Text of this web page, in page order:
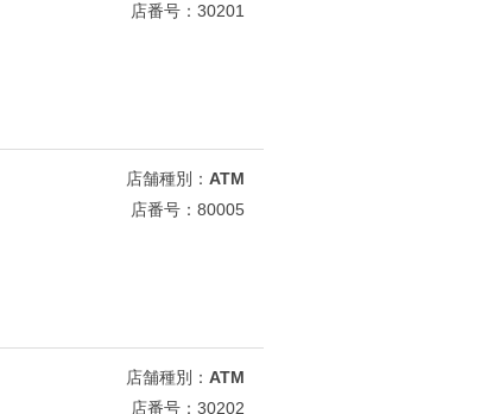
店番号：30201
店舗種別： ATM
店番号：80005
店舗種別： ATM
店番号：30202